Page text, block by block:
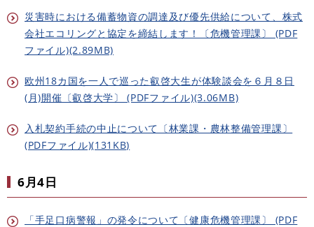
災害時における備蓄物資の調達及び優先供給について、株式
会社エコリングと協定を締結します！〔危機管理課〕 (PDF
ファイル)(2.89MB)
欧州18カ国を一人で巡った叡啓大生が体験談会を６月８日
(月)開催〔叡啓大学〕 (PDFファイル)(3.06MB)
入札契約手続の中止について〔林業課・農林整備管理課〕
(PDFファイル)(131KB)
6月4日​
「手足口病警報」の発令について〔健康危機管理課〕 (PDF